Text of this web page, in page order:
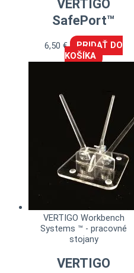
VERTIGO
SafePort™
6,50€
PRIDAŤ DO
KOŠÍKA
VERTIGO Workbench
Systems ™ - pracovné
stojany
VERTIGO